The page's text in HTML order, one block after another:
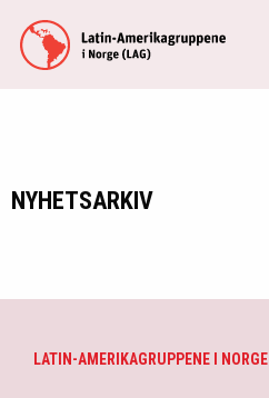
NYHETSARKIV
LATIN-AMERIKAGRUPPENE I NORGE